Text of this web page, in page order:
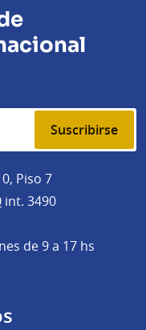
Suscribirse
Piso 7
int. 3490
de 9 a 17 hs